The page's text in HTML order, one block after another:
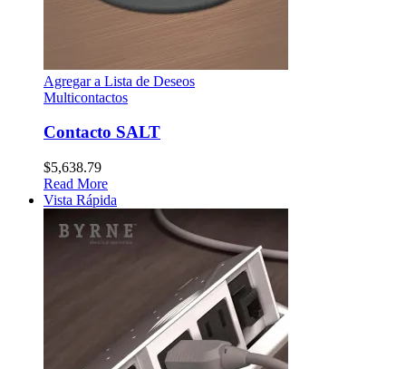
Agregar a Lista de Deseos
Multicontactos
Contacto SALT
$5,638.79
Read More
Vista Rápida